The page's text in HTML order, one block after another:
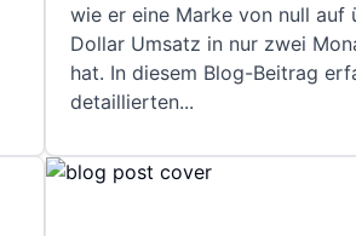
wie er eine Marke von null auf
Dollar Umsatz in nur zwei
hat. In diesem Blog-Beitrag
detaillierten...